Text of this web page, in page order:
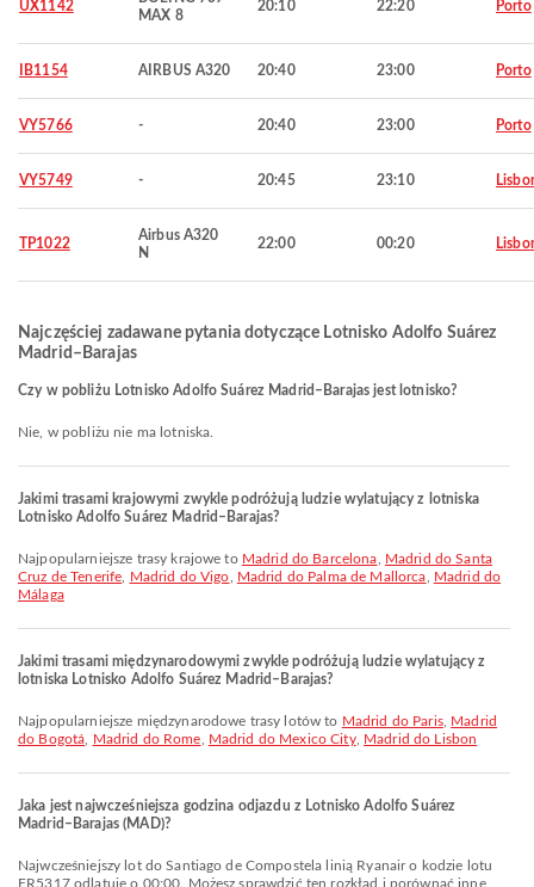
UX1142
MAX 8
20:10 22:20 Porto
IB1154 AIRBUS A320 20:40 23:00 Porto
VY5766 - 20:40 23:00 Porto
VY5749 - 20:45 23:10
TP1022
Airbus A320
N
22:00 00:20
Najczęściej zadawane pytania dotyczące Lotnisko Adolfo Suárez
Madrid–Barajas
Czy w pobliżu Lotnisko Adolfo Suárez Madrid–Barajas jest lotnisko?
Nie, w pobliżu nie ma lotniska.
Jakimi trasami krajowymi zwykle podróżują ludzie wylatujący z lotniska
Lotnisko Adolfo Suárez Madrid–Barajas?
Najpopularniejsze trasy krajowe to Madrid do Barcelona
Madrid do Santa
Cruz de Tenerife
Madrid do Vigo Madrid do Palma de Mallorca
Madrid do
Málaga
Jakimi trasami międzynarodowymi zwykle podróżują ludzie wylatujący z
lotniska Lotnisko Adolfo Suárez Madrid–Barajas?
Najpopularniejsze międzynarodowe trasy lotów to Madrid do Paris, Madrid
do Bogotá
Madrid do Rome Madrid do Mexico City, Madrid do Lisbon
Jaka jest najwcześniejsza godzina odjazdu z Lotnisko Adolfo Suárez
Madrid–Barajas (MAD)?
Najwcześniejszy lot do Santiago de Compostela linią Ryanair o kodzie lotu
FR5317 odlatuje o 00:00. Możesz sprawdzić ten rozkład i porównać inne